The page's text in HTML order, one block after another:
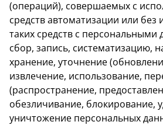
(операций), совершаемых с
средств автоматизации или без
таких средств с
сбор, запись, систематизацию,
хранение, уточнение
извлечение, использование,
(распространение,
обезличивание, блокирование,
уничтожение персональных